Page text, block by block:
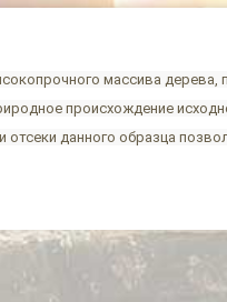
массива дерева,
происхождение
данного образца